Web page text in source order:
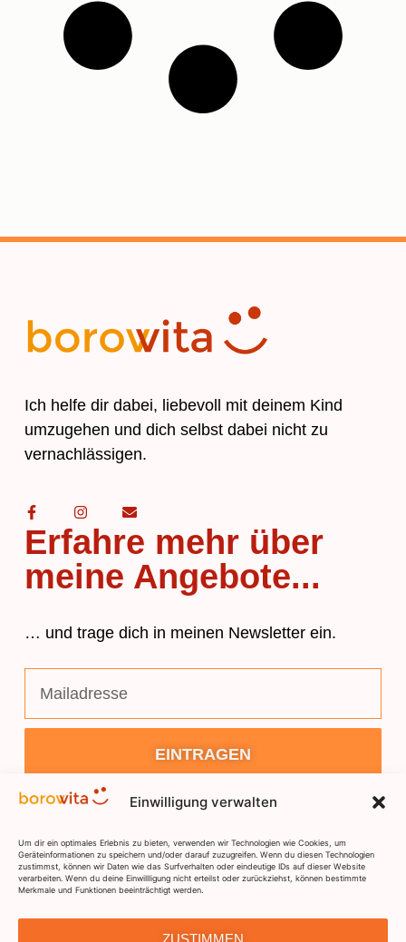
Einwilligung verwalten
Um dir ein optimales Erlebnis zu bieten, verwenden wir Technologien wie Cookies, um
Geräteinformationen zu speichern und/oder darauf zuzugreifen. Wenn du diesen Technologien
zustimmst, können wir Daten wie das Surfverhalten oder eindeutige IDs auf dieser Website
verarbeiten. Wenn du deine Einwillligung nicht erteilst oder zurückziehst, können bestimmte
Merkmale und Funktionen beeinträchtigt werden.
ZUSTIMMEN
Ich helfe dir dabei, liebevoll mit deinem Kind
umzugehen und dich selbst dabei nicht zu
vernachlässigen.
Erfahre mehr über
meine Angebote...
… und trage dich in meinen Newsletter ein.
EINTRAGEN
DSGVO IMPRESSUM KONTAKT